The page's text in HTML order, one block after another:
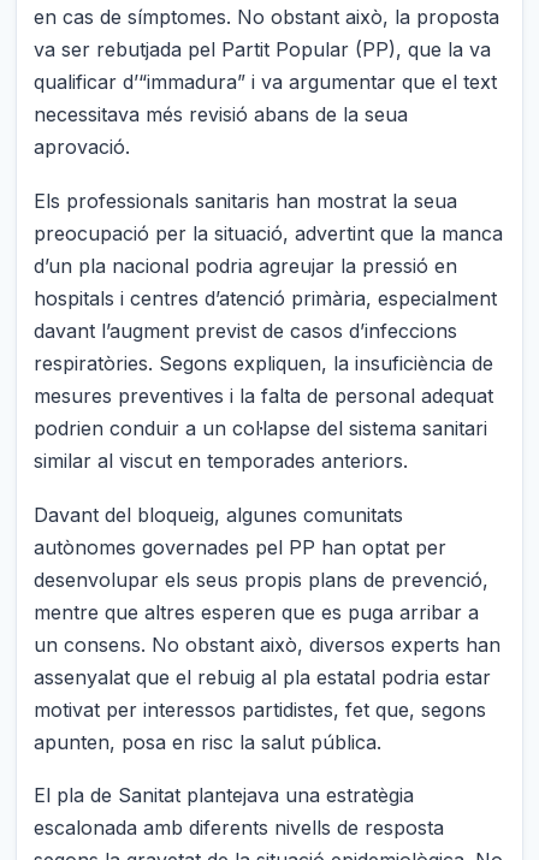
en cas de símptomes. No obstant això, la proposta
va ser rebutjada pel Partit Popular (PP), que la va
qualificar d’“immadura” i va argumentar que el text
necessitava més revisió abans de la seua
aprovació.
Els professionals sanitaris han mostrat la seua
preocupació per la situació, advertint que la manca
d’un pla nacional podria agreujar la pressió en
hospitals i centres d’atenció primària, especialment
davant l’augment previst de casos d’infeccions
respiratòries. Segons expliquen, la insuficiència de
mesures preventives i la falta de personal adequat
podrien conduir a un col·lapse del sistema sanitari
similar al viscut en temporades anteriors.
Davant del bloqueig, algunes comunitats
autònomes governades pel PP han optat per
desenvolupar els seus propis plans de prevenció,
mentre que altres esperen que es puga arribar a
un consens. No obstant això, diversos experts han
assenyalat que el rebuig al pla estatal podria estar
motivat per interessos partidistes, fet que, segons
apunten, posa en risc la salut pública.
El pla de Sanitat plantejava una estratègia
escalonada amb diferents nivells de resposta